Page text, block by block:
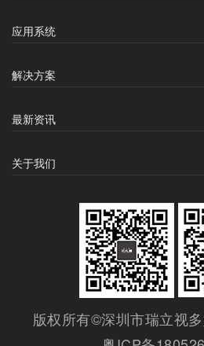
应用系统
解决方案
最新资讯
关于我们
版权所有©深圳市瑞立视